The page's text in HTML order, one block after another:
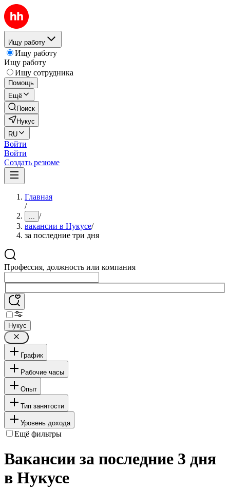
Ищу работу
Ищу работу
Ищу работу
Ищу сотрудника
Помощь
Ещё
Поиск
Нукус
RU
Войти
Войти
Создать резюме
Главная
/
... /
вакансии в Нукусе/
за последние три дня
Профессия, должность или компания
Нукус
График
Рабочие часы
Опыт
Тип занятости
Уровень дохода
Ещё фильтры
Вакансии за последние 3 дня
в Нукусе